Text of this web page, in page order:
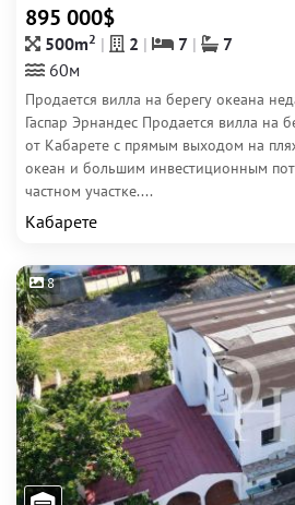
895 000$
500m2 2 7
7
60м
Продается вилла на берегу океана
Гаспар Эрнандес Продается вилла на
от Кабарете с прямым выходом на
океан и большим инвестиционным
частном участке....
Кабарете
8